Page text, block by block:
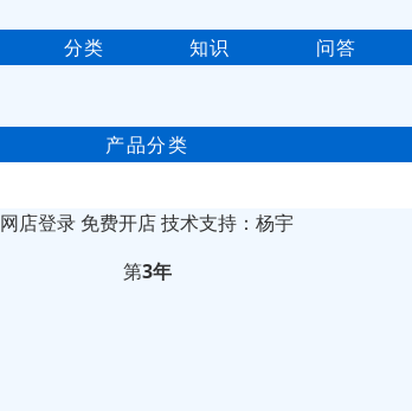
分类 知识 问答
产品分类
网店登录 免费开店技术支持：杨宇
第3年